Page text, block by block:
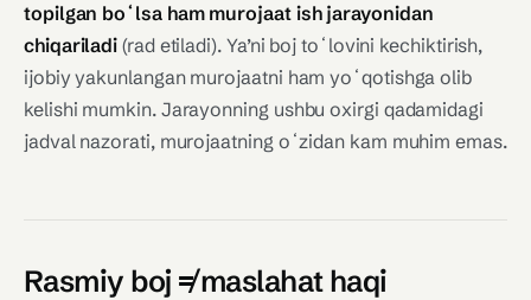
topilgan boʻlsa ham murojaat ish jarayonidan
chiqariladi (rad etiladi). Ya’ni boj toʻlovini kechiktirish,
ijobiy yakunlangan murojaatni ham yoʻqotishga olib
kelishi mumkin. Jarayonning ushbu oxirgi qadamidagi
jadval nazorati, murojaatning oʻzidan kam muhim emas.
Rasmiy boj ≠ maslahat haqi